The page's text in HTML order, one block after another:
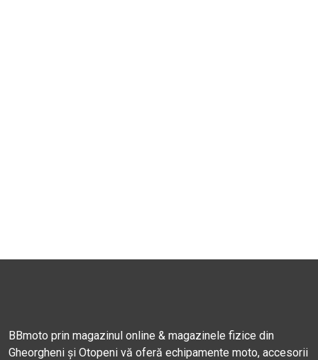
BBmoto prin magazinul online & magazinele fizice din
Gheorgheni și Otopeni vă oferă echipamente moto, accesorii